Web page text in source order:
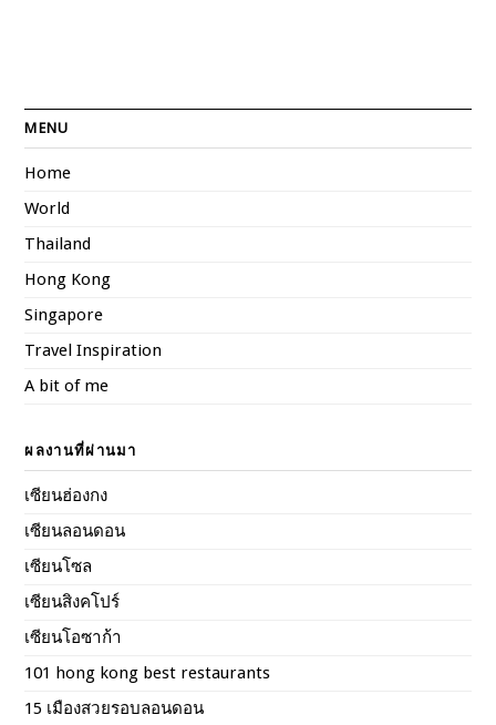
MENU
Home
World
Thailand
Hong Kong
Singapore
Travel Inspiration
A bit of me
ผลงานที่ผ่านมา
เซียนฮ่องกง
เซียนลอนดอน
เซียนโซล
เซียนสิงคโปร์
เซียนโอซาก้า
101 hong kong best restaurants
15 เมืองสวยรอบลอนดอน